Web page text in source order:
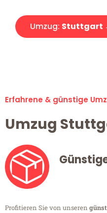
Umzug: Stuttgart
Erfahrene & günstige
Umzug
Profitieren Sie von unseren